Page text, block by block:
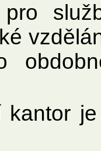
pro
kantor